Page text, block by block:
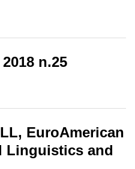
n.25
EuroAmerican
Linguistics and